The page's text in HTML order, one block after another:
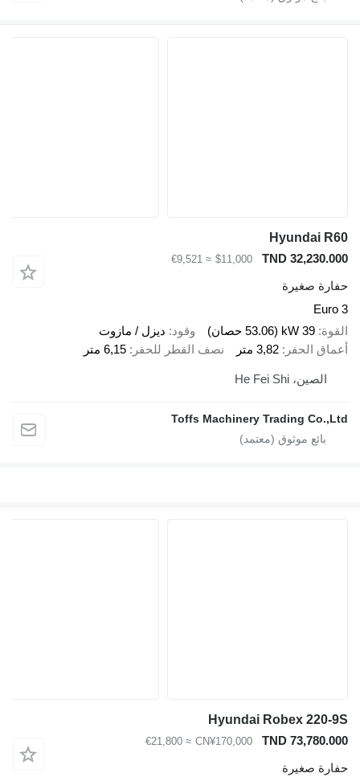
Hyundai
TND
$11,000
≈ €9,521
صغيرة
39 kW (53.06 حصان) وقود ديزل / مازوت
الحفر 3,82 متر نصف القطر للحفر 6,15 متر
الصين، He Fei Shi
Toffs Machinery Trading
Hyundai Robex 220-
TND
CN¥170,000
≈ €21,800
صغيرة